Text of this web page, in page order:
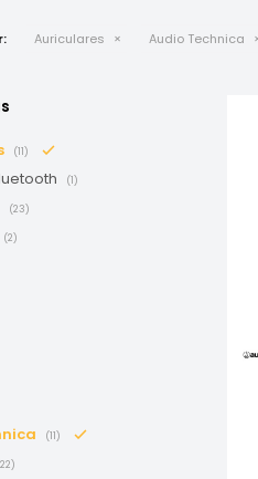
Auriculares Audio Technica
(11)
(1)
(23)
(2)
(11)